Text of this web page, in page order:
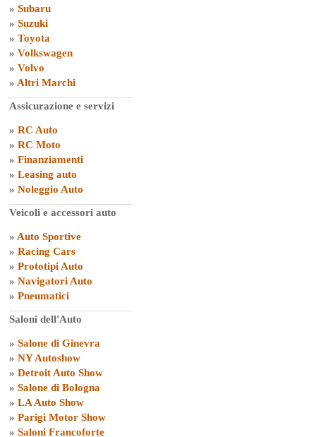
» Subaru
» Suzuki
» Toyota
» Volkswagen
» Volvo
» Altri Marchi
Assicurazione e servizi
» RC Auto
» RC Moto
» Finanziamenti
» Leasing auto
» Noleggio Auto
Veicoli e accessori auto
» Auto Sportive
» Racing Cars
» Prototipi Auto
» Navigatori Auto
» Pneumatici
Saloni dell'Auto
» Salone di Ginevra
» NY Autoshow
» Detroit Auto Show
» Salone di Bologna
» LA Auto Show
» Parigi Motor Show
» Saloni Francoforte